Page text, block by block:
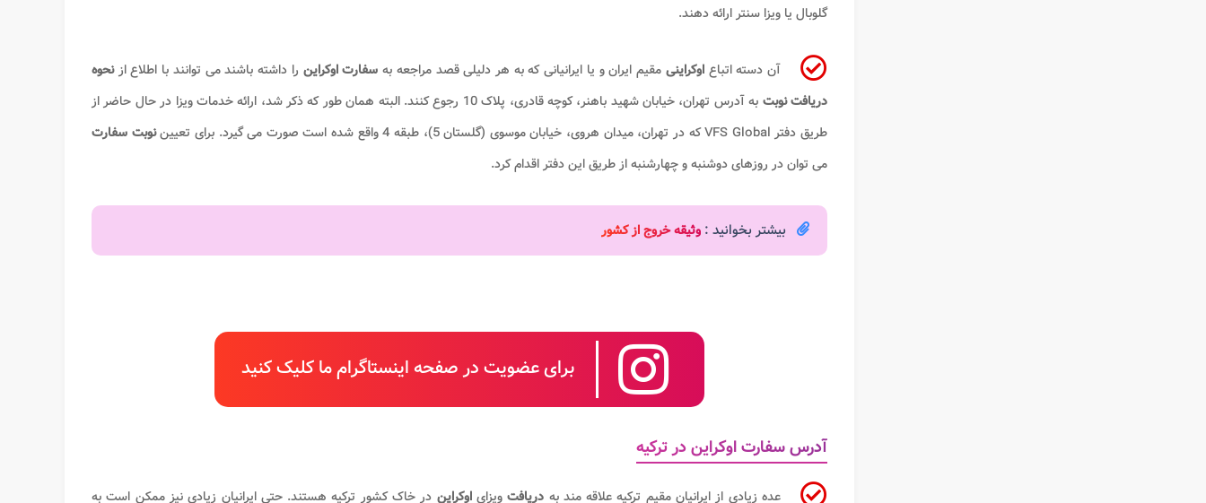
گلوبال یا ویزا سنتر ارائه دهند.
آن دسته اتباعاوکراینی مقیم ایران و یا ایرانیانی که به هر دلیلی قصد مراجعه به سفارت اوکراین را داشته باشند می توانند با اطلاع ازنحوه
دریافت نوبت
به آدرس تهران، خیابان شهید باهنر، کوچه قادری، پلاک 10 رجوع کنند. البته همان طور که ذکر شد، ارائه خدمات ویزا در حال حاضر از
طریق دفتر VFS Global که در تهران، میدان هروی، خیابان موسوی (گلستان 5)، طبقه 4 واقع شده است صورت می گیرد. برای تعیین
نوبت سفارت
می توان در روزهای دوشنبه و چهارشنبه از طریق این دفتر اقدام کرد.
بیشتر بخوانید : وثیقه خروج از کشور
برای عضویت در صفحه اینستاگرام ما کلیک کنید
آدرس سفارت اوکراین در ترکیه
عده زیادی از ایرانیان مقیم ترکیه علاقه مند به دریافتویزایاوکراین در خاک کشور ترکیه هستند. حتی ایرانیان زیادی نیز ممکن است به